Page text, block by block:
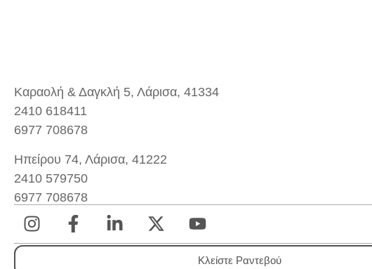
Καραολή & Δαγκλή 5, Λάρισα, 41334
2410 618411
6977 708678
Ηπείρου 74, Λάρισα, 41222
2410 579750
6977 708678
Κλείστε Ραντεβού